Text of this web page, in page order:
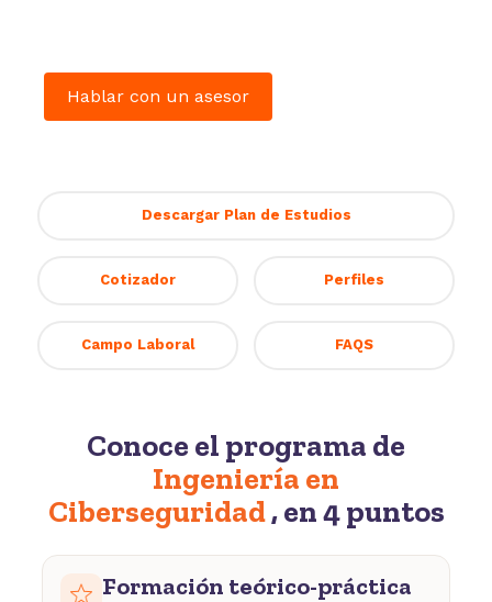
Hablar con un asesor
Descargar Plan de Estudios
Cotizador Perfiles
Campo Laboral FAQS
Conoce el programa de
Ingeniería en
Ciberseguridad, en 4 puntos
Formación teórico-práctica